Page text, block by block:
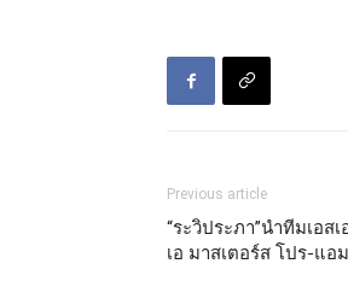
Previous article
“ระวิประภา”นำทีมเอ
เอ มาสเตอร์ส โปร-แอม